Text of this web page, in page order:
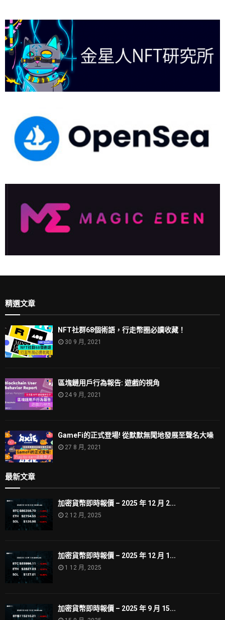
精選文章
NFT社群68個術語，行走幣圈必讀收藏！
30 9 月, 2021
區塊鏈用戶行為報告: 遊戲的視角
24 9 月, 2021
GameFi的正式登場! 從默默無聞地發展至聲名大噪
27 8 月, 2021
最新文章
加密貨幣即時報價 – 2025 年 12 月 2...
2 12 月, 2025
加密貨幣即時報價 – 2025 年 12 月 1...
1 12 月, 2025
加密貨幣即時報價 – 2025 年 9 月 15...